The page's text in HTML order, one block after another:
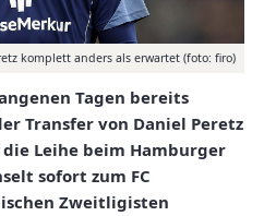
komplett anders als erwartet (foto: firo)
Tagen bereits
Transfer von Daniel Peretz
Leihe beim Hamburger
sofort zum FC
Zweitligisten